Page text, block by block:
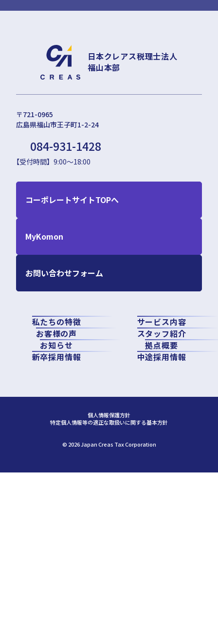
日本クレアス税理士法人
福山本部
〒721-0965
広島県福山市王子町1-2-24
084-931-1428
【受付時間】9:00～18:00
私たちの特徴
サービス内容
お客様の声
スタッフ紹介
お知らせ
拠点概要
新卒採用情報
中途採用情報
コーポレートサイトTOPへ
MyKomon
お問い合わせフォーム
個人情報保護方針
特定個人情報等の適正な取扱いに関する基本方針
©︎ 2026 Japan Creas Tax Corporation